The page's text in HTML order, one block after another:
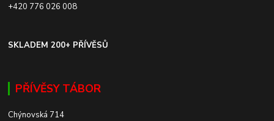
+420 776 026 008
SKLADEM 200+ PŘÍVĚSŮ
PŘÍVĚSY TÁBOR
Chýnovská 714